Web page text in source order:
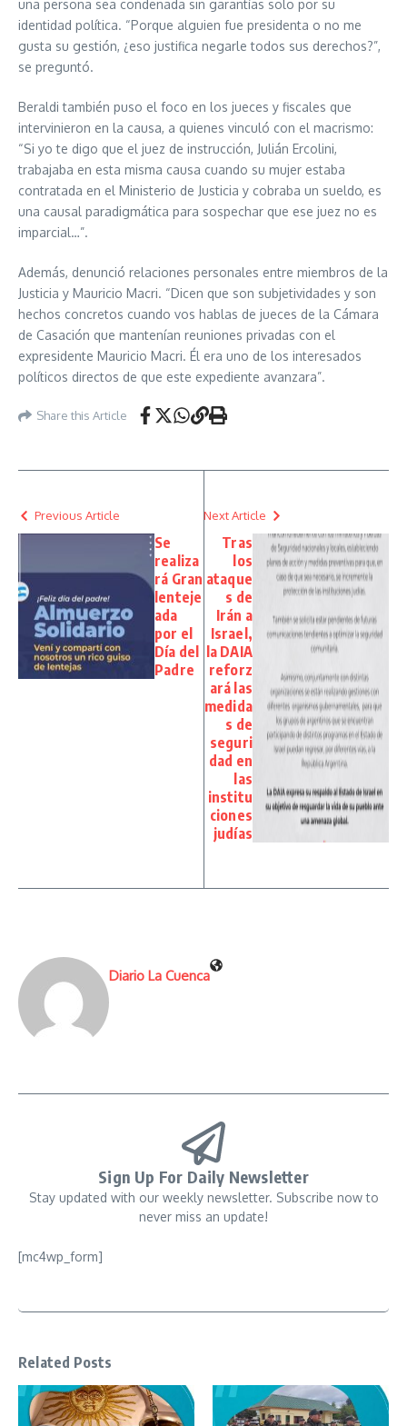
una persona sea condenada sin garantías solo por su
identidad política. “Porque alguien fue presidenta o no me
gusta su gestión, ¿eso justifica negarle todos sus derechos?”,
se preguntó.
Beraldi también puso el foco en los jueces y fiscales que
intervinieron en la causa, a quienes vinculó con el macrismo:
“Si yo te digo que el juez de instrucción, Julián Ercolini,
trabajaba en esta misma causa cuando su mujer estaba
contratada en el Ministerio de Justicia y cobraba un sueldo, es
una causal paradigmática para sospechar que ese juez no es
imparcial…”.
Además, denunció relaciones personales entre miembros de la
Justicia y Mauricio Macri. “Dicen que son subjetividades y son
hechos concretos cuando vos hablas de jueces de la Cámara
de Casación que mantenían reuniones privadas con el
expresidente Mauricio Macri. Él era uno de los interesados
políticos directos de que este expediente avanzara”.
Share this Article
Previous Article
Se
realiza
rá Gran
lenteje
ada
por el
Día del
Padre
Next Article
Tras
los
ataque
s de
Irán a
Israel,
la DAIA
reforz
ará las
medida
s de
seguri
dad en
las
institu
ciones
judías
Diario La Cuenca
Sign Up For Daily Newsletter
Stay updated with our weekly newsletter. Subscribe now to
never miss an update!
[mc4wp_form]
Related Posts